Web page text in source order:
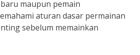
maupun pemain
aturan dasar permainan
sebelum memainkan